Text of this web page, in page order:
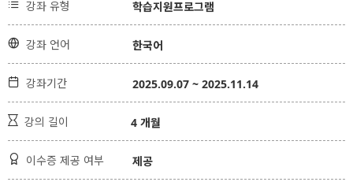
 강좌 유형 학습지원프로그램
 강좌 언어 한국어
 강좌기간 2025.09.07 ~ 2025.11.14
 강의 길이 4 개월
 이수증 제공 여부 제공